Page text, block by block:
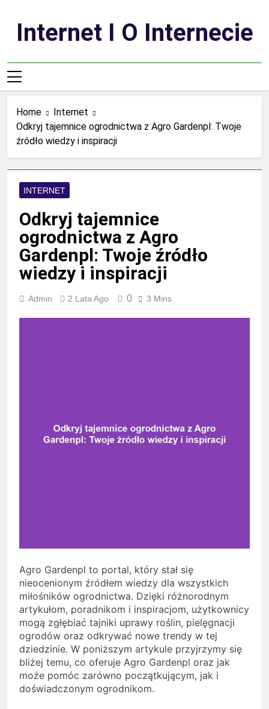
contentInternet I O Internecie
Home
Internet
Odkryj tajemnice ogrodnictwa z Agro Gardenpl: Twoje
źródło wiedzy i inspiracji
INTERNET
Odkryj tajemnice
ogrodnictwa z Agro
Gardenpl: Twoje źródło
wiedzy i inspiracji
Admin 2 Lata Ago 0 3 Mins
Agro Gardenpl to portal, który stał się
nieocenionym źródłem wiedzy dla wszystkich
miłośników ogrodnictwa. Dzięki różnorodnym
artykułom, poradnikom i inspiracjom, użytkownicy
mogą zgłębiać tajniki uprawy roślin, pielęgnacji
ogrodów oraz odkrywać nowe trendy w tej
dziedzinie. W poniższym artykule przyjrzymy się
bliżej temu, co oferuje Agro Gardenpl oraz jak
może pomóc zarówno początkującym, jak i
doświadczonym ogrodnikom.